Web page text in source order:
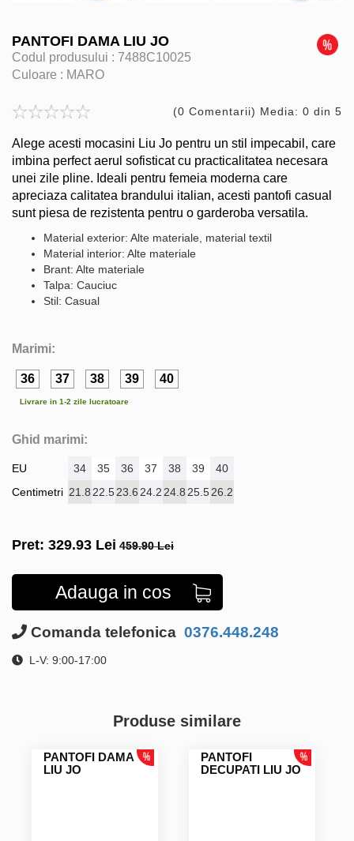
PANTOFI DAMA LIU JO
Codul produsului : 7488C10025
Culoare : MARO
(0 Comentarii) Media: 0 din 5
Alege acesti mocasini Liu Jo pentru un stil impecabil, care
imbina perfect aerul sofisticat cu practicalitatea necesara
unei zile pline. Ideali pentru femeia moderna care
apreciaza calitatea brandului italian, acesti pantofi casual
sunt piesa de rezistenta pentru o garderoba versatila.
Material exterior: Alte materiale, material textil
Material interior: Alte materiale
Brant: Alte materiale
Talpa: Cauciuc
Stil: Casual
Marimi:
36 37 38 39 40
Livrare in 1-2 zile lucratoare
Ghid marimi:
EU
Centimetri
34 35 36 37 38 39
40
21.8 22.523.6 24.2 24.8 25.526.2
Pret: 329.93 Lei 459.90 Lei
Adauga in cos
Comanda telefonica 0376.448.248
L-V: 9:00-17:00
Produse similare
PANTOFI DAMA
LIU JO
PANTOFI
DECUPATI LIU JO